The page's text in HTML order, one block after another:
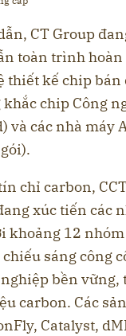
CT Group
toàn trình
thiết kế chip
chip Công
và các nhà máy
chỉ carbon,
xúc tiến các
khoảng 12
sáng công
bền vững,
carbon. Các
Catalyst,